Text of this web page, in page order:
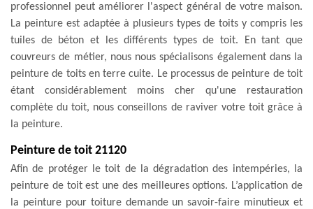
professionnel peut améliorer l'aspect général de votre maison.
La peinture est adaptée à plusieurs types de toits y compris les
tuiles de béton et les différents types de toit. En tant que
couvreurs de métier, nous nous spécialisons également dans la
peinture de toits en terre cuite. Le processus de peinture de toit
étant considérablement moins cher qu'une restauration
complète du toit, nous conseillons de raviver votre toit grâce à
la peinture.
Peinture de toit 21120
Afin de protéger le toit de la dégradation des intempéries, la
peinture de toit est une des meilleures options. L’application de
la peinture pour toiture demande un savoir-faire minutieux et